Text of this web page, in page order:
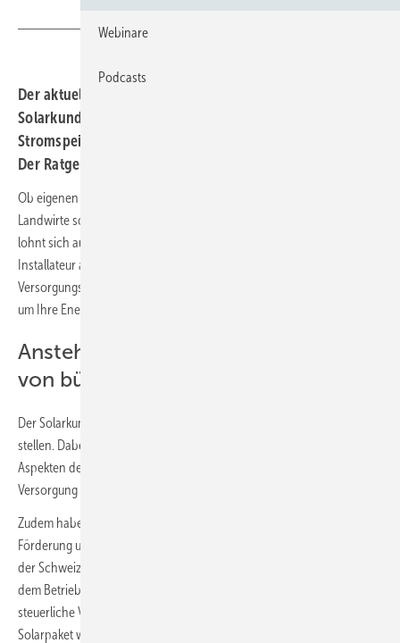
Der aktuelle Ratgeber für private und gewerbliche
Solarkunden informiert praxisnah über Photovoltaik,
Stromspeicher, elektrische Heizsysteme und E-Mobilität.
Der Ratgeber steht zum kostenlosen Download bereit.
Ob eigenen Strom vom Dach fürs Eigenheim oder für Unternehmen,
Landwirte sowie Kliniken oder Schulen. Eine Investition in Solarstrom
lohnt sich auf mehreren Ebenen. Mit einem kundigen Planer und
Installateur an Ihrer Seite können Sie selbst komplexe
Versorgungskonzepte bedarfsgenau planen, installieren und nutzen –
um Ihre Energiekosten nachhaltig zu senken.
Anstehendes Solarpaket und Abbau
von bürokratischen Hürden
Der Solarkunde sollte wissen, was er braucht und die richtigen Fragen
stellen. Dabei hilft der Ratgeber 2024 mit Tipps zu verschiedenen
Aspekten der solaren Energieversorgung rund um die saubere
Versorgung mit Strom, Wärme und Mobilität.
Zudem haben die Fachredaktionen eine Übersicht über die finanzielle
Förderung und deren Anlaufstellen in Deutschland, Österreich und
der Schweiz erstellt. Es wird erklärt, welche Rechte und Pflichten mit
dem Betrieb von Solaranlagen verbunden sind. Das neue EEG 2023,
steuerliche Vereinfachungen für Anlagen bis 30 Kilowatt und das
Solarpaket wurden berücksichtigt.
Webinare
Podcasts